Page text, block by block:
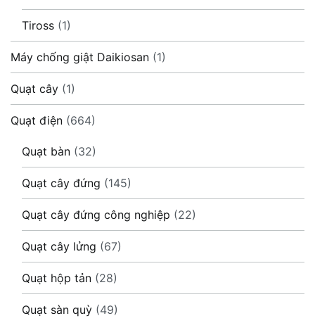
Tiross (1)
Máy chống giật Daikiosan (1)
Quạt cây (1)
Quạt điện (664)
Quạt bàn (32)
Quạt cây đứng (145)
Quạt cây đứng công nghiệp (22)
Quạt cây lửng (67)
Quạt hộp tản (28)
Quạt sàn quỳ (49)